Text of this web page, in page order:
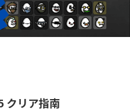
クリア指南